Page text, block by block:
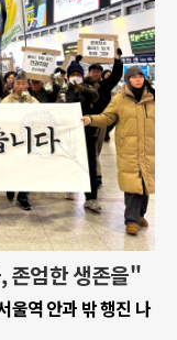
존엄한 생존을"
울역 안과 밖 행진 나